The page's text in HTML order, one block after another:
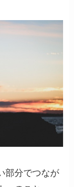
部分でつなが